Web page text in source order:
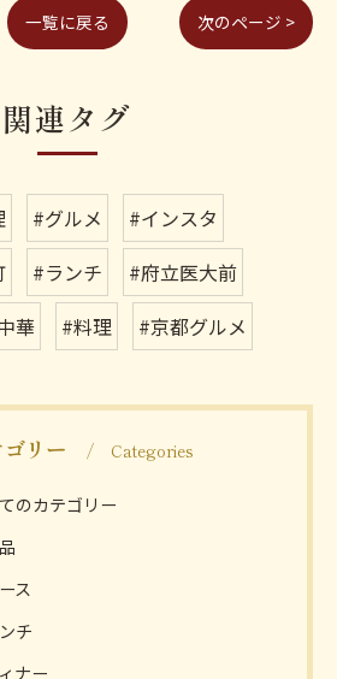
一覧に戻る 次のページ >
関連タグ
#グルメ
#インスタ
#ランチ
#府立医大前
華 #料理 #京都グルメ
リー Categories
のカテゴリー
ス
チ
ナー